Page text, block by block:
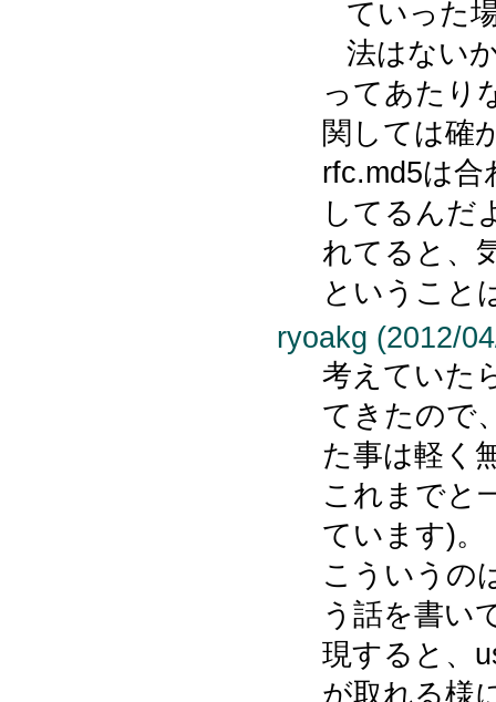
ていった
法はない
ってあたり
関しては確
rfc.md5は合
してるんだ
れてると、
ということ
ryoakg (2012/
考えていた
てきたので
た事は軽く
これまでと
ています)。
こういうの
う話を書い
現すると、
が取れる様